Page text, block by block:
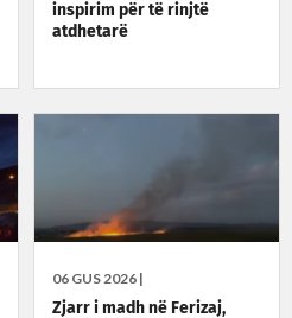
inspirim për të rinjtë
atdhetarë
06 GUS 2026 |
Zjarr i madh në Ferizaj,